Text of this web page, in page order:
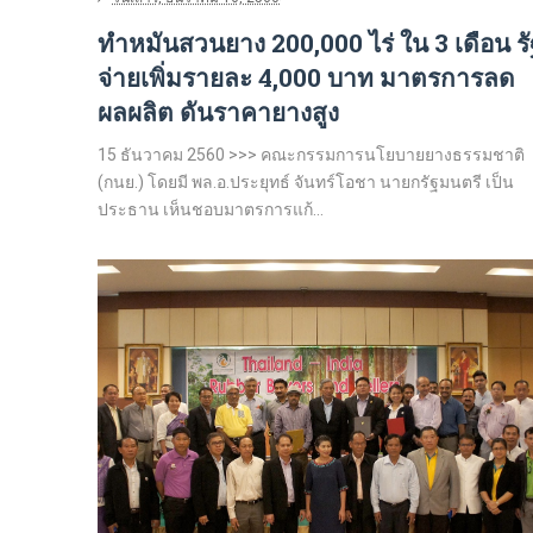
ทำหมันสวนยาง 200,000 ไร่ ใน 3 เดือน
จ่ายเพิ่มรายละ 4,000 บาท มาตรการลด
ผลผลิต ดันราคายางสูง
15 ธันวาคม 2560 >>> คณะกรรมการนโยบายยางธรรมชาติ
(กนย.) โดยมี พล.อ.ประยุทธ์ จันทร์โอชา นายกรัฐมนตรี เป็น
ประธาน เห็นชอบมาตรการแก้...